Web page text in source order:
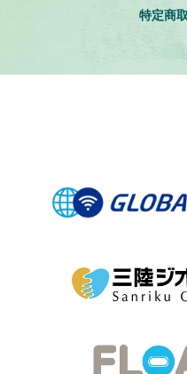
特定商